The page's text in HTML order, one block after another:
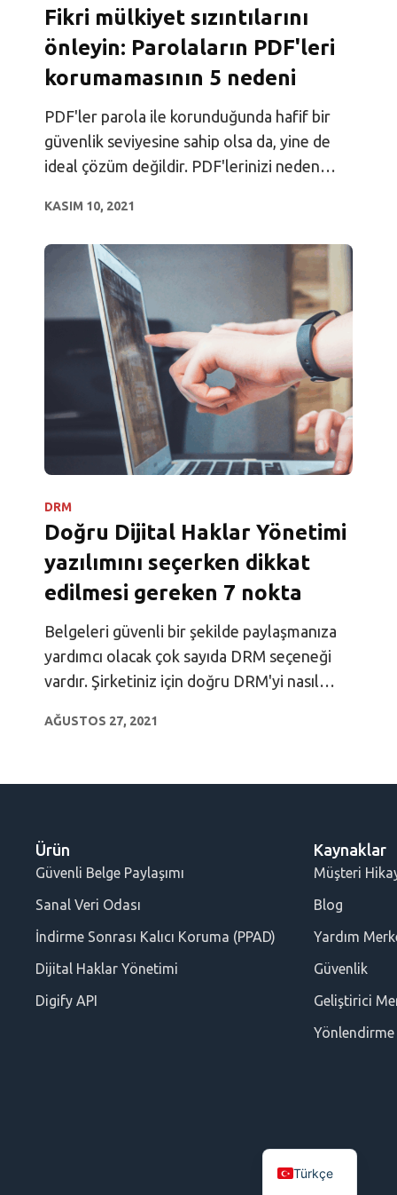
Fikri mülkiyet sızıntılarını
önleyin: Parolaların PDF'leri
korumamasının 5 nedeni
PDF'ler parola ile korunduğunda hafif bir
güvenlik seviyesine sahip olsa da, yine de
ideal çözüm değildir. PDF'lerinizi neden
nedeni öğrenin.
KASIM 10, 2021
DRM
Doğru Dijital Haklar Yönetimi
yazılımını seçerken dikkat
edilmesi gereken 7 nokta
Belgeleri güvenli bir şekilde paylaşmanıza
yardımcı olacak çok sayıda DRM seçeneği
vardır. Şirketiniz için doğru DRM'yi nasıl
AĞUSTOS 27, 2021
Ürün
Güvenli Belge Paylaşımı
Sanal Veri Odası
İndirme Sonrası Kalıcı Koruma (PPAD)
Dijital Haklar Yönetimi
Digify API
Kaynaklar
Müşteri
Blog
Yardım
Güvenlik
Geliştirici
Yönlendirme
Türkçe